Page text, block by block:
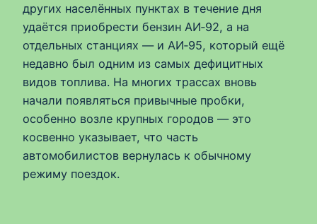
других населённых пунктах в течение дня
удаётся приобрести бензин АИ‑92, а на
отдельных станциях — и АИ‑95, который ещё
недавно был одним из самых дефицитных
видов топлива. На многих трассах вновь
начали появляться привычные пробки,
особенно возле крупных городов — это
косвенно указывает, что часть
автомобилистов вернулась к обычному
режиму поездок.